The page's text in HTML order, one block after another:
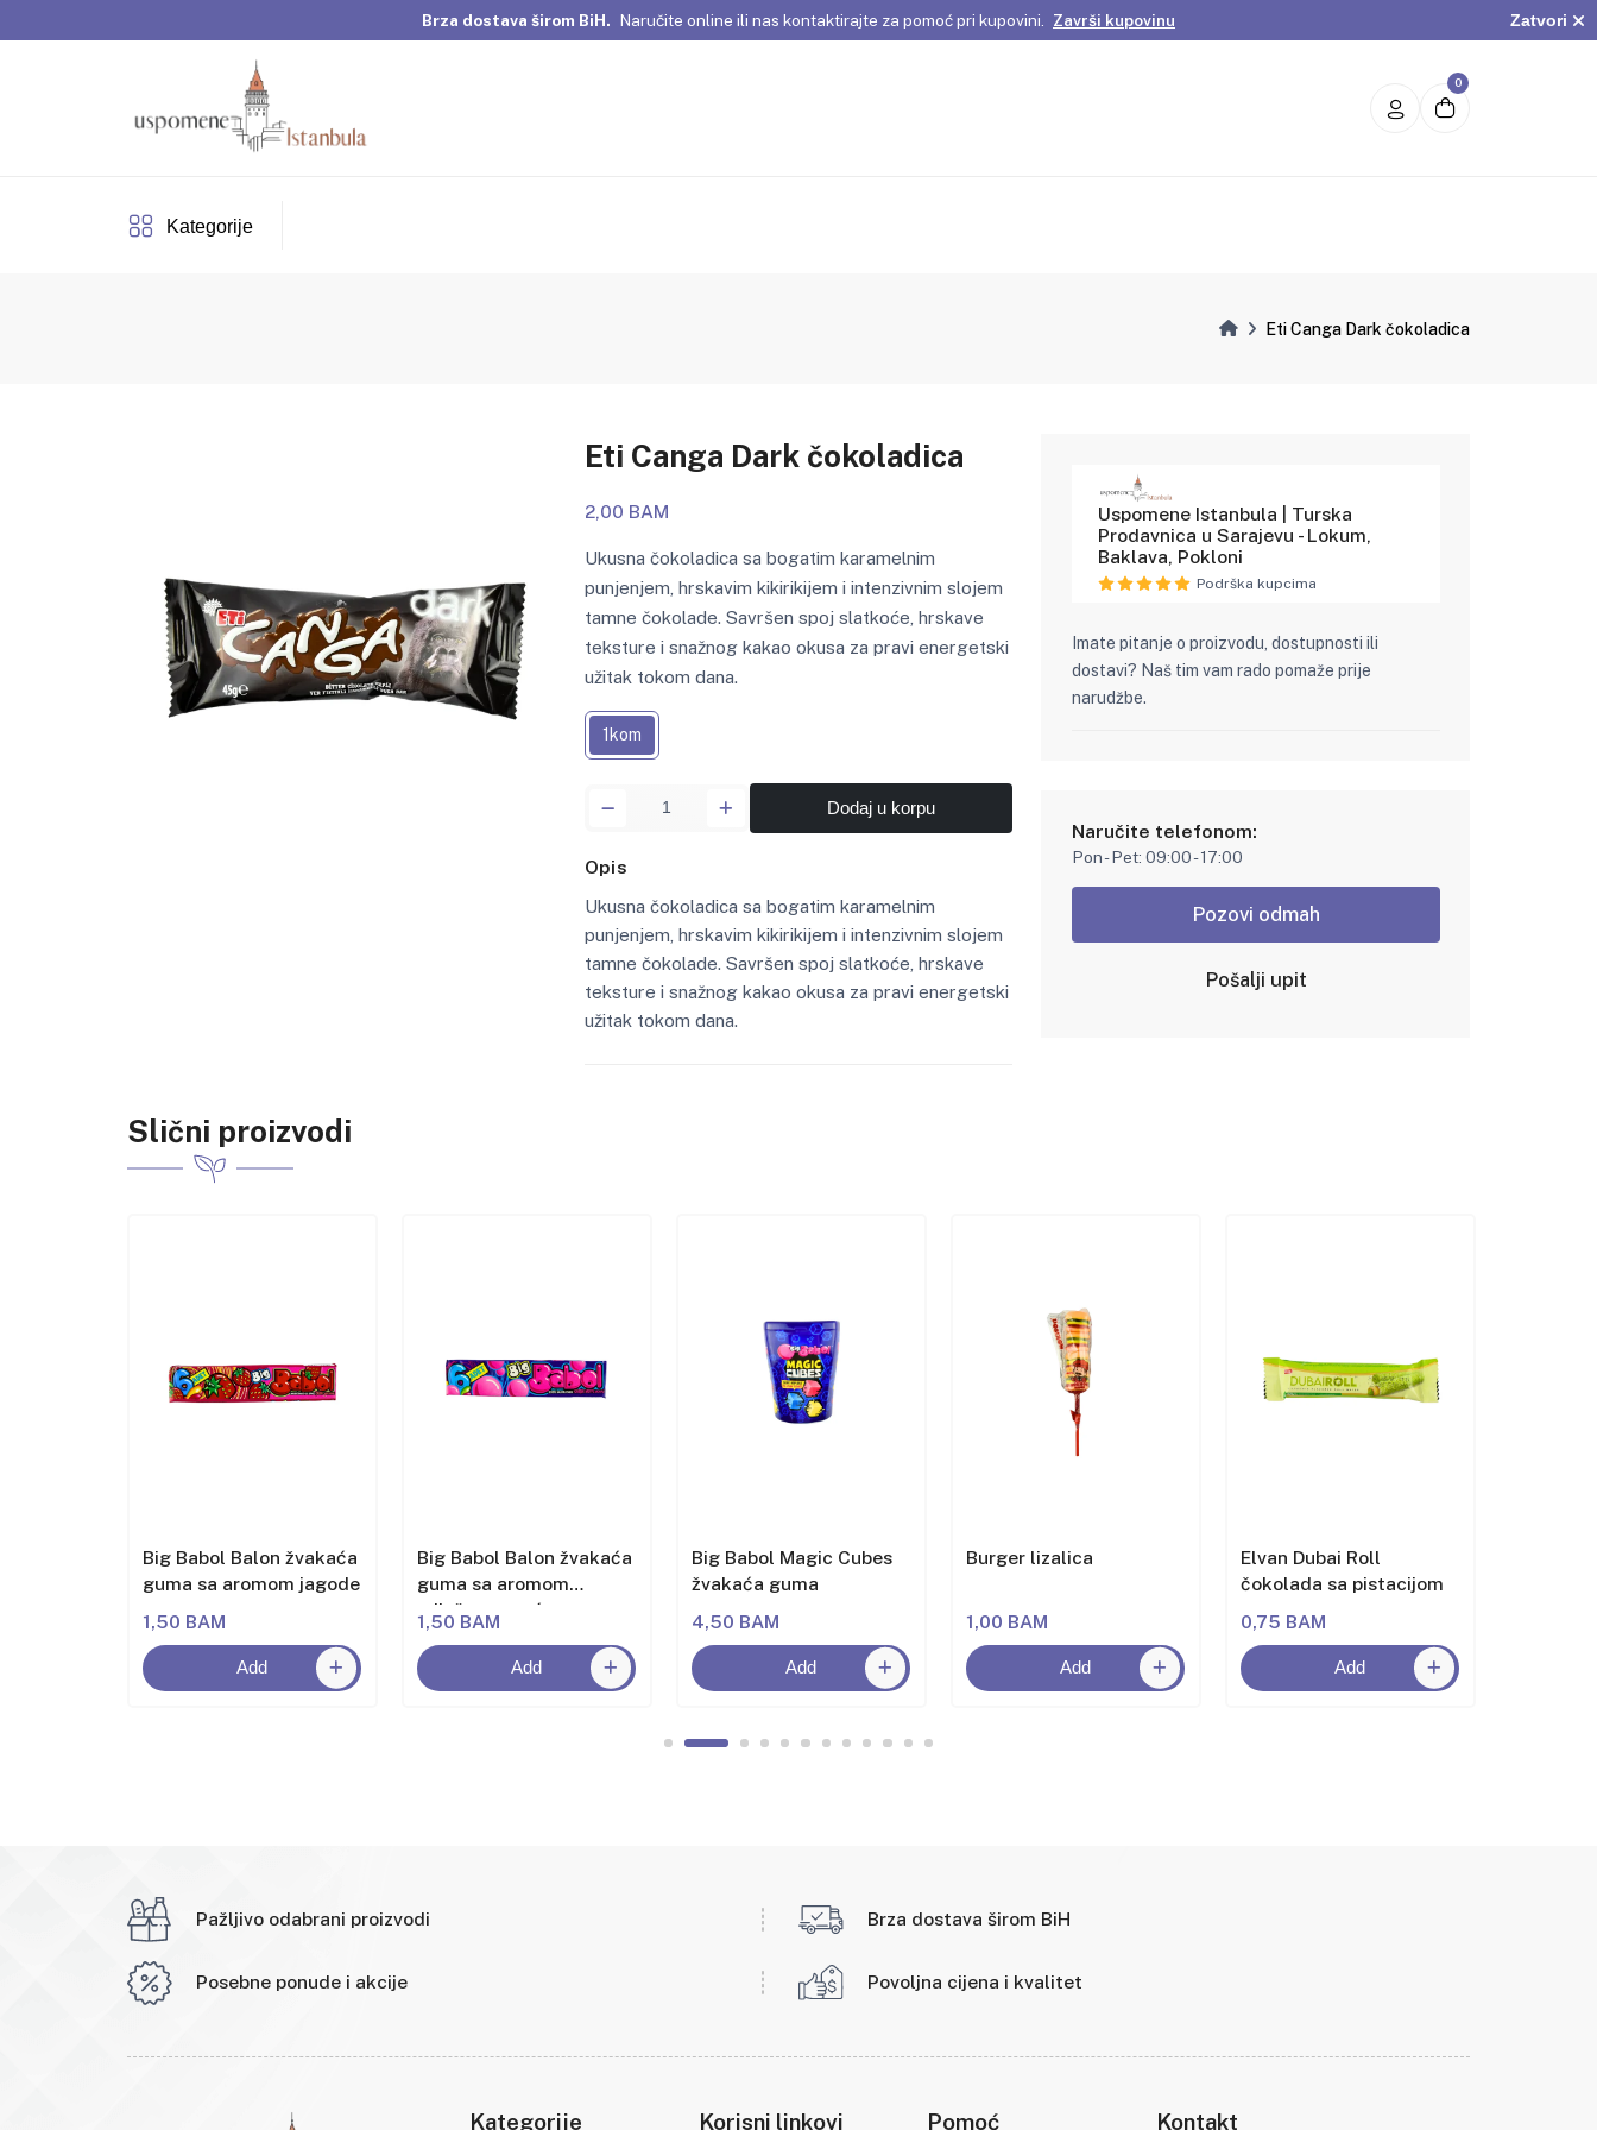
Brza dostava širom BiH. Naručite online ili nas kontaktirajte za pomoć pri kupovini.
Završi kupovinu
Dobrodošli u Uspomene Istanbula! Pažljivo odabrani proizvodi i posebne ponude za vas. Pogledaj ponudu
Zatvori
0
Kategorije
Eti Canga Dark čokoladica
Eti Canga Dark čokoladica
2,00 BAM
Ukusna čokoladica sa bogatim karamelnim
punjenjem, hrskavim kikirikijem i intenzivnim slojem
tamne čokolade. Savršen spoj slatkoće, hrskave
teksture i snažnog kakao okusa za pravi energetski
užitak tokom dana.
1kom
Dodaj u korpu
Opis
Ukusna čokoladica sa bogatim karamelnim
punjenjem, hrskavim kikirikijem i intenzivnim slojem
tamne čokolade. Savršen spoj slatkoće, hrskave
teksture i snažnog kakao okusa za pravi energetski
užitak tokom dana.
Uspomene Istanbula | Turska
Prodavnica u Sarajevu - Lokum,
Baklava, Pokloni
Podrška kupcima
Imate pitanje o proizvodu, dostupnosti ili
dostavi? Naš tim vam rado pomaže prije
narudžbe.
Naručite telefonom:
Pon - Pet: 09:00 - 17:00
Pozovi odmah
Pošalji upit
Slični proizvodi
Big Babol Balon žvakaća
guma sa aromom jagode
1,50 BAM
Add
Big Babol Balon žvakaća
guma sa aromom
miješanog voća
1,50 BAM
Add
Big Babol Magic Cubes
žvakaća guma
4,50 BAM
Add
Burger lizalica
1,00 BAM
Add
Elvan Dubai Roll
čokolada sa pistacijom
0,75 BAM
Add
Pažljivo odabrani proizvodi Brza dostava širom BiH
Posebne ponude i akcije Povoljna cijena i kvalitet
Kategorije Korisni linkovi Pomoć Kontakt